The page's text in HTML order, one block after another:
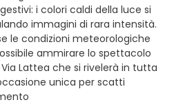
i colori caldi della luce si
immagini di rara intensità.
le condizioni meteorologiche
ammirare lo spettacolo
Lattea che si rivelerà in tutta
unica per scatti